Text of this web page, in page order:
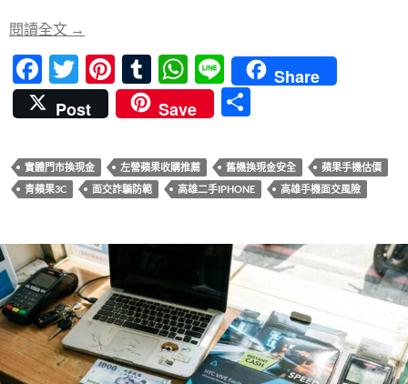
k
閱讀全文 2026 拒絕捷運站面交風險！【高雄二手iphone】左
→
F
ac
e
b
o
k
T
w
itt
er
Pi
nt
er
es
t
T
u
m
bl
r
W
h
at
s
A
p
Li
n
e
Share
Post
Save
實體門市換現金 左營蘋果收購推薦 舊機換現金安全
蘋果手機估價
青蘋果3C
面交詐騙防範 高雄二手IPHONE 高雄手機面交風險